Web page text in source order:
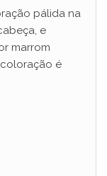
pálida na
e
marrom
é